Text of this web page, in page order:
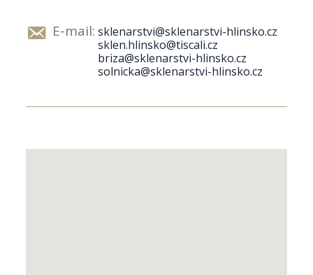
E-mail: sklenarstvi@sklenarstvi-hlinsko.cz
sklen.hlinsko@tiscali.cz
briza@sklenarstvi-hlinsko.cz
solnicka@sklenarstvi-hlinsko.cz